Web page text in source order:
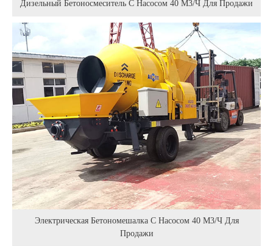
Дизельный Бетоносмеситель С Насосом 40 М3/ч Для Продажи
Электрическая Бетономешалка С Насосом 40 М3/ч Для
Продажи